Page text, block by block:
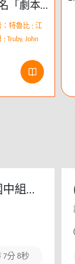
「劇本
」教你
BY STEP
出絕不跟
人撞哏、
情感厚
：特魯比 ; 江
; Truby, John
組課
7分 8秒